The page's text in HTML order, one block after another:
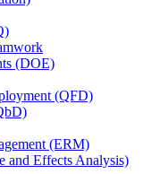
(DOE)
(QFD)
(ERM)
and Effects Analysis)